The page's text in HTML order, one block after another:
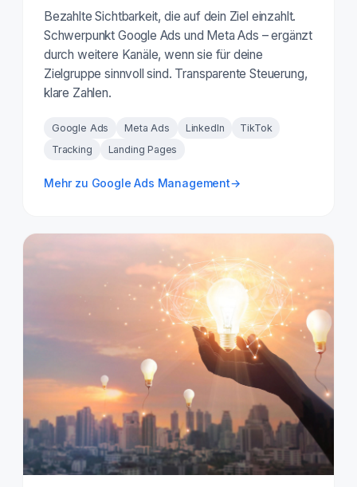
Bezahlte Sichtbarkeit, die auf dein Ziel einzahlt.
Schwerpunkt Google Ads und Meta Ads – ergänzt
durch weitere Kanäle, wenn sie für deine
Zielgruppe sinnvoll sind. Transparente Steuerung,
klare Zahlen.
Google Ads Meta Ads LinkedIn
TikTok
Tracking
Landing Pages
Mehr zu Google Ads Management→